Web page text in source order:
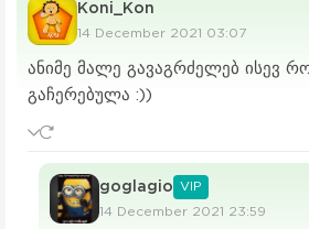
Koni_Kon
14 December 2021 03:07
ანიმე მალე გავაგრძელებ ისევ
გაჩერებულა :))
goglagio VIP
14 December 2021 23:59